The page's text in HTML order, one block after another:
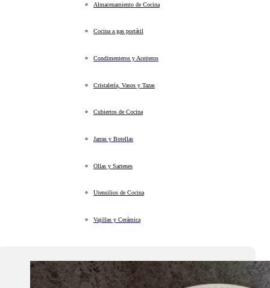
Almacenamiento de Cocina
Cocina a gas portátil
Condimenteros y Aceiteros
Cristalería, Vasos y Tazas
Cubiertos de Cocina
Jarras y Botellas
Ollas y Sartenes
Utensilios de Cocina
Vajillas y Cerámica